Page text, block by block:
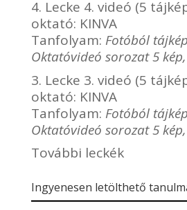
4. Lecke 4. videó (5
oktató: KINVA
Tanfolyam: Fotóból
Oktatóvideó sorozat 5
3. Lecke 3. videó (5
oktató: KINVA
Tanfolyam: Fotóból
Oktatóvideó sorozat 5
További leckék
Ingyenesen letölthető